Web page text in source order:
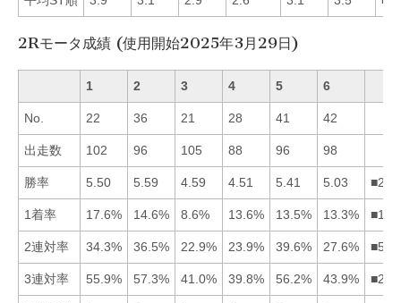
2Rモータ成績 (使用開始2025年3月29日)
1 2 3 4 5 6
No. 22 36 21 28 41 42
出走数 102 96 105 88 96 98
勝率 5.50 5.59 4.59 4.51 5.41 5.03
1着率 17.6% 14.6% 8.6% 13.6% 13.5% 13.3%
2連対率 34.3% 36.5% 22.9% 23.9% 39.6% 27.6%
3連対率 55.9% 57.3% 41.0% 39.8% 56.2% 43.9%